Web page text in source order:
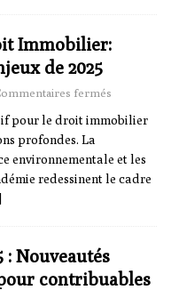
Immobilier:
de 2025
fermés
pour le droit immobilier
profondes. La
environnementale et les
redessinent le cadre
Nouveautés
contribuables